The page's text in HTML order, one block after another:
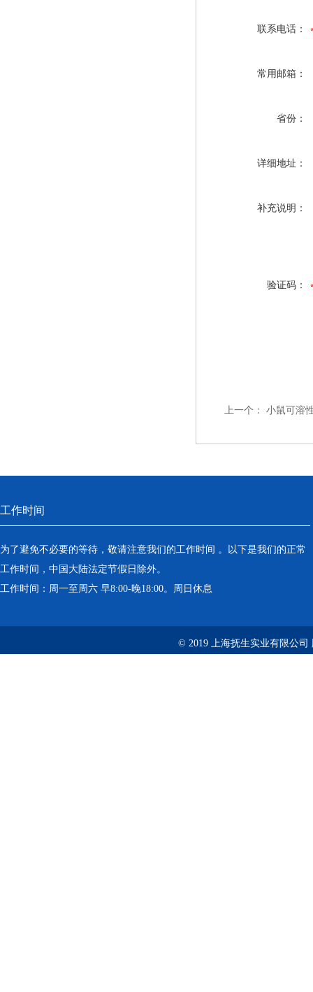
联系电话：
常用邮箱：
省份：
详细地址：
补充说明：
验证码：
上一个： 小鼠可溶
工作时间
为了避免不必要的等待，敬请注意我们的工作时间 。以下是我们的正常
工作时间，中国大陆法定节假日除外。
工作时间：周一至周六 早8:00-晚18:00。周日休息
© 2019 上海抚生实业有限公司